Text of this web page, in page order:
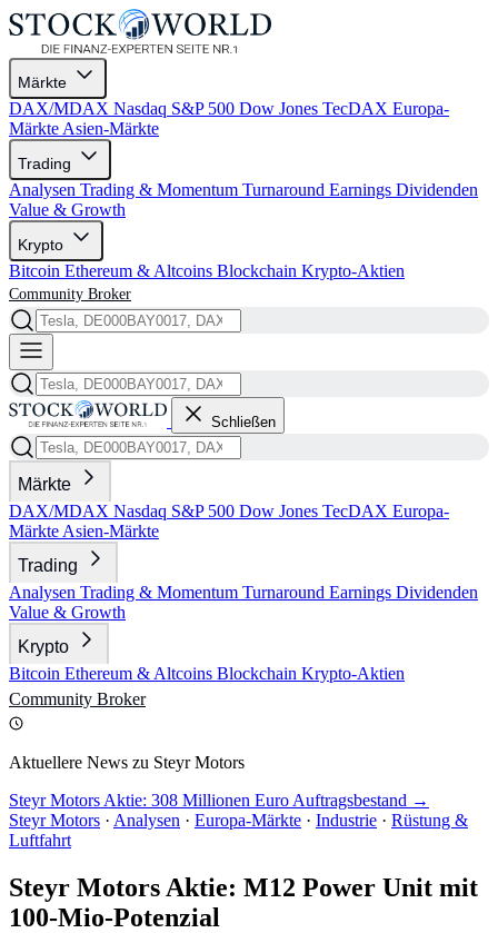
Märkte
DAX/MDAX Nasdaq S&P 500 Dow Jones TecDAX Europa-
Märkte Asien-Märkte
Trading
Analysen Trading & Momentum Turnaround Earnings Dividenden
Value & Growth
Krypto
Bitcoin Ethereum & Altcoins Blockchain Krypto-Aktien
Community Broker
Schließen
Märkte
DAX/MDAX Nasdaq S&P 500 Dow Jones TecDAX Europa-
Märkte Asien-Märkte
Trading
Analysen Trading & Momentum Turnaround Earnings Dividenden
Value & Growth
Krypto
Bitcoin Ethereum & Altcoins Blockchain Krypto-Aktien
Community Broker
Aktuellere News zu Steyr Motors
Steyr Motors Aktie: 308 Millionen Euro Auftragsbestand →
Steyr Motors · Analysen · Europa-Märkte · Industrie · Rüstung &
Luftfahrt
Steyr Motors Aktie: M12 Power Unit mit
100-Mio-Potenzial